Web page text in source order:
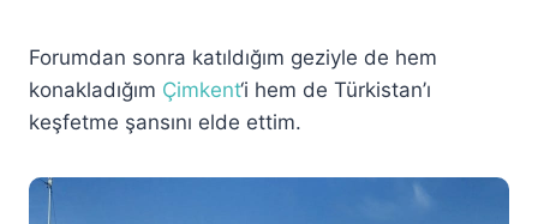
Forumdan sonra katıldığım geziyle de hem
konakladığım Çimkent‘i hem de Türkistan’ı
keşfetme şansını elde ettim.